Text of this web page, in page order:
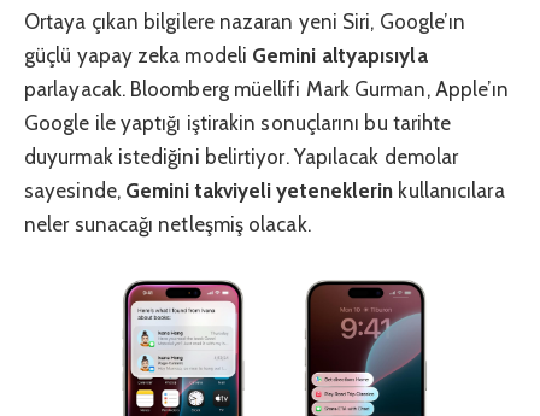
Ortaya çıkan bilgilere nazaran yeni Siri, Google’ın
güçlü yapay zeka modeli Gemini altyapısıyla
parlayacak. Bloomberg müellifi Mark Gurman, Apple’ın
Google ile yaptığı iştirakin sonuçlarını bu tarihte
duyurmak istediğini belirtiyor. Yapılacak demolar
sayesinde, Gemini takviyeli yeteneklerin kullanıcılara
neler sunacağı netleşmiş olacak.